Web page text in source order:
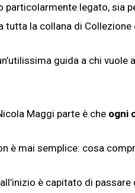
particolarmente legato, sia
tutta la collana di
guida a chi
Maggi parte è che ogni
è mai semplice: cosa
è capitato di